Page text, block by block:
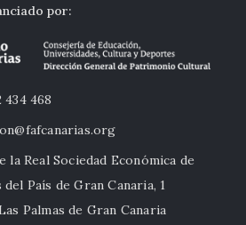
por:
434 468
la Real Sociedad Económica de
del País de Gran Canaria, 1
Palmas de Gran Canaria